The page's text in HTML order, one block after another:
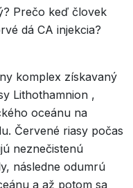
Prečo keď človek
dá CA injekcia?
komplex získavaný
Lithothamnion ,
oceánu na
Červené riasy počas
neznečistenú
následne odumrú
a až potom sa